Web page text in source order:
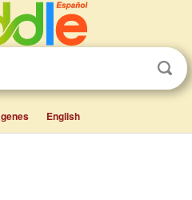
English